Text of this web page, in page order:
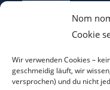
Nom
Cookie
Wir verwenden Cookies –
geschmeidig läuft, wir
versprochen) und du nicht
€29,90